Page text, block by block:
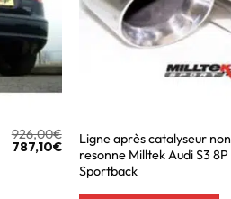
926,00€
787,10€
Ligne après catalyseur non
resonne Milltek Audi S3 8P
Sportback